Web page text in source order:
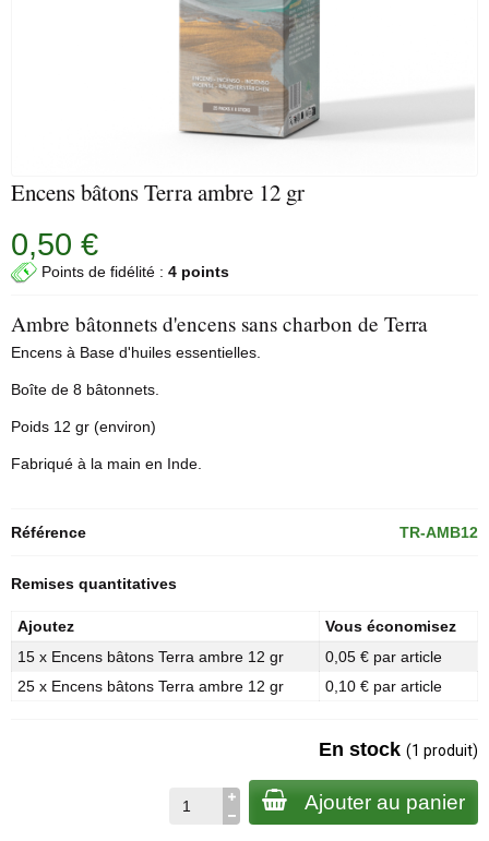
Encens bâtons Terra ambre 12 gr
0,50 €
Points de fidélité : 4 points
Ambre bâtonnets d'encens sans charbon de Terra
Encens à Base d'huiles essentielles.
Boîte de 8 bâtonnets.
Poids 12 gr (environ)
Fabriqué à la main en Inde.
Référence TR-AMB12
Remises quantitatives
Ajoutez
Vous économisez
15 x Encens bâtons Terra ambre 12 gr
0,05 € par article
25 x Encens bâtons Terra ambre 12 gr
0,10 € par article
En stock (1 produit)
Ajouter au panier